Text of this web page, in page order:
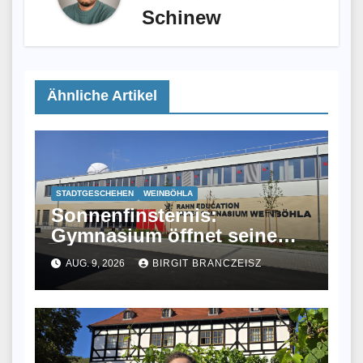
Schinew
Ähnliche Artikel
STADTGESCHEHEN WEINBÖHLA
Sonnenfinsternis:
Gymnasium öffnet seine
Sternwarte
AUG. 9, 2026 BIRGIT BRANCZEISZ